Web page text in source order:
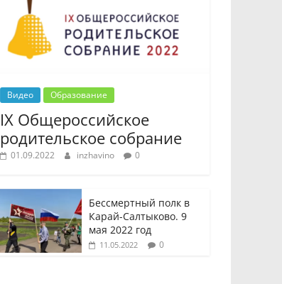
Видео Образование
IX Общероссийское
родительское собрание
01.09.2022 inzhavino 0
Бессмертный полк в
Карай-Салтыково. 9
мая 2022 год
11.05.2022 0